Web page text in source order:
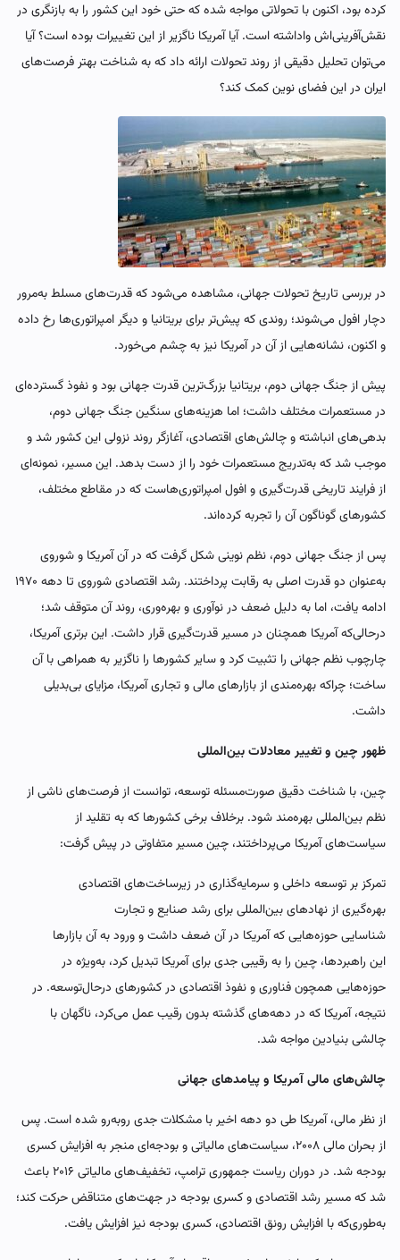
کرده بود، اکنون با تحولاتی مواجه شده که حتی خود این کشور را به بازنگری در
نقش‌آفرینی‌اش واداشته است. آیا آمریکا ناگزیر از این تغییرات بوده است؟ آیا
می‌توان تحلیل دقیقی از روند تحولات ارائه داد که به شناخت بهتر فرصت‌های
ایران در این فضای نوین کمک کند؟
در بررسی تاریخ تحولات جهانی، مشاهده می‌شود که قدرت‌های مسلط به‌مرور
دچار افول می‌شوند؛ روندی که پیش‌تر برای بریتانیا و دیگر امپراتوری‌ها رخ داده
و اکنون، نشانه‌هایی از آن در آمریکا نیز به چشم می‌خورد.
پیش از جنگ جهانی دوم، بریتانیا بزرگ‌ترین قدرت جهانی بود و نفوذ گسترده‌ای
در مستعمرات مختلف داشت؛ اما هزینه‌های سنگین جنگ جهانی دوم،
بدهی‌های انباشته و چالش‌های اقتصادی، آغازگر روند نزولی این کشور شد و
موجب شد که به‌تدریج مستعمرات خود را از دست بدهد. این مسیر، نمونه‌ای
از فرایند تاریخی قدرت‌گیری و افول امپراتوری‌هاست که در مقاطع مختلف،
کشورهای گوناگون آن را تجربه کرده‌اند.
پس از جنگ جهانی دوم، نظم نوینی شکل گرفت که در آن آمریکا و شوروی
به‌عنوان دو قدرت اصلی به رقابت پرداختند. رشد اقتصادی شوروی تا دهه ۱۹۷۰
ادامه یافت، اما به دلیل ضعف در نوآوری و بهره‌وری، روند آن متوقف شد؛
درحالی‌که آمریکا همچنان در مسیر قدرت‌گیری قرار داشت. این برتری آمریکا،
چارچوب نظم جهانی را تثبیت کرد و سایر کشورها را ناگزیر به همراهی با آن
ساخت؛ چراکه بهره‌مندی از بازارهای مالی و تجاری آمریکا، مزایای بی‌بدیلی
داشت.
ظهور چین و تغییر معادلات بین‌المللی
چین، با شناخت دقیق صورت‌مسئله توسعه، توانست از فرصت‌های ناشی از
نظم بین‌المللی بهره‌مند شود. برخلاف برخی کشورها که به تقلید از
سیاست‌های آمریکا می‌پرداختند، چین مسیر متفاوتی در پیش گرفت:
تمرکز بر توسعه داخلی و سرمایه‌گذاری در زیرساخت‌های اقتصادی
بهره‌گیری از نهادهای بین‌المللی برای رشد صنایع و تجارت
شناسایی حوزه‌هایی که آمریکا در آن ضعف داشت و ورود به آن بازارها
این راهبردها، چین را به رقیبی جدی برای آمریکا تبدیل کرد، به‌ویژه در
حوزه‌هایی همچون فناوری و نفوذ اقتصادی در کشورهای درحال‌توسعه. در
نتیجه، آمریکا که در دهه‌های گذشته بدون رقیب عمل می‌کرد، ناگهان با
چالشی بنیادین مواجه شد.
چالش‌های مالی آمریکا و پیامدهای جهانی
از نظر مالی، آمریکا طی دو دهه اخیر با مشکلات جدی روبه‌رو شده است. پس
از بحران مالی ۲۰۰۸، سیاست‌های مالیاتی و بودجه‌ای منجر به افزایش کسری
بودجه شد. در دوران ریاست جمهوری ترامپ، تخفیف‌های مالیاتی ۲۰۱۶ باعث
شد که مسیر رشد اقتصادی و کسری بودجه در جهت‌های متناقض حرکت کند؛
به‌طوری‌که با افزایش رونق اقتصادی، کسری بودجه نیز افزایش یافت.